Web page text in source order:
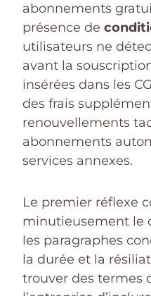
abonnements
présence de
utilisateurs ne
avant la
insérées dans les
des frais
renouvellements
abonnements
services annexes.
Le premier réflexe
minutieusement le
les paragraphes
la durée et la
trouver des termes